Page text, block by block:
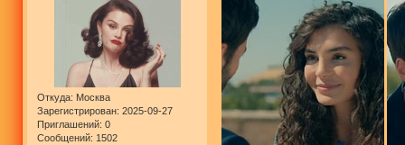
Откуда: Москва
Зарегистрирован: 2025-09-27
Приглашений: 0
Сообщений: 1502